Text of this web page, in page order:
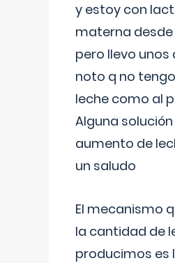
y estoy con
materna
pero llevo unos
noto q no
leche como al
Alguna
aumento de
un saludo
El mecanismo
la cantidad de
producimos es